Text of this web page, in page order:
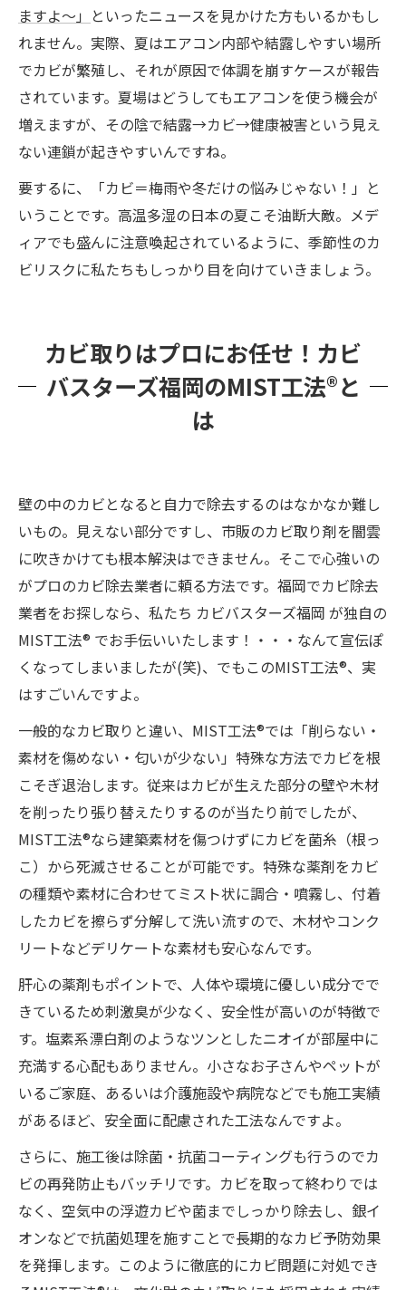
ますよ～」 といったニュースを見かけた方もいるかもし
れません。実際、夏はエアコン内部や結露しやすい場所
でカビが繁殖し、それが原因で体調を崩すケースが報告
されています。夏場はどうしてもエアコンを使う機会が
増えますが、その陰で結露→カビ→健康被害という見え
ない連鎖が起きやすいんですね。
要するに、「カビ＝梅雨や冬だけの悩みじゃない！」と
いうことです。高温多湿の日本の夏こそ油断大敵。メデ
ィアでも盛んに注意喚起されているように、季節性のカ
ビリスクに私たちもしっかり目を向けていきましょう。
カビ取りはプロにお任せ！カビ
バスターズ福岡のMIST工法®と
は
壁の中のカビとなると自力で除去するのはなかなか難し
いもの。見えない部分ですし、市販のカビ取り剤を闇雲
に吹きかけても根本解決はできません。そこで心強いの
がプロのカビ除去業者に頼る方法です。福岡でカビ除去
業者をお探しなら、私たち カビバスターズ福岡 が独自の
MIST工法® でお手伝いいたします！・・・なんて宣伝ぽ
くなってしまいましたが(笑)、でもこのMIST工法®、実
はすごいんですよ。
一般的なカビ取りと違い、MIST工法®では「削らない・
素材を傷めない・匂いが少ない」特殊な方法でカビを根
こそぎ退治します。従来はカビが生えた部分の壁や木材
を削ったり張り替えたりするのが当たり前でしたが、
MIST工法®なら建築素材を傷つけずにカビを菌糸（根っ
こ）から死滅させることが可能です。特殊な薬剤をカビ
の種類や素材に合わせてミスト状に調合・噴霧し、付着
したカビを擦らず分解して洗い流すので、木材やコンク
リートなどデリケートな素材も安心なんです。
肝心の薬剤もポイントで、人体や環境に優しい成分でで
きているため刺激臭が少なく、安全性が高いのが特徴で
す。塩素系漂白剤のようなツンとしたニオイが部屋中に
充満する心配もありません。小さなお子さんやペットが
いるご家庭、あるいは介護施設や病院などでも施工実績
があるほど、安全面に配慮された工法なんですよ。
さらに、施工後は除菌・抗菌コーティングも行うのでカ
ビの再発防止もバッチリです。カビを取って終わりでは
なく、空気中の浮遊カビや菌までしっかり除去し、銀イ
オンなどで抗菌処理を施すことで長期的なカビ予防効果
を発揮します。このように徹底的にカビ問題に対処でき